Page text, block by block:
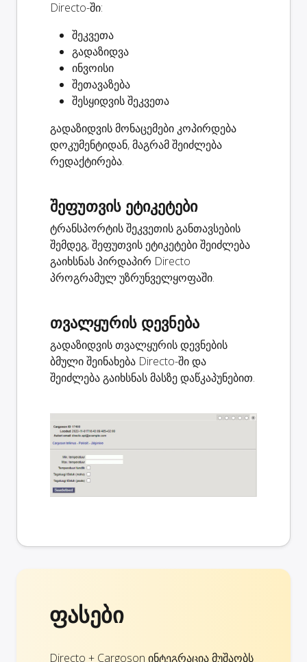
Directo-ში:
შეკვეთა
გადაზიდვა
ინვოისი
შეთავაზება
შესყიდვის შეკვეთა
გადაზიდვის მონაცემები კოპირდება
დოკუმენტიდან, მაგრამ შეიძლება
რედაქტირება.
შეფუთვის ეტიკეტები
ტრანსპორტის შეკვეთის განთავსების
შემდეგ, შეფუთვის ეტიკეტები შეიძლება
გაიხსნას პირდაპირ Directo
პროგრამულ უზრუნველყოფაში.
თვალყურის დევნება
გადაზიდვის თვალყურის დევნების
ბმული შეინახება Directo-ში და
შეიძლება გაიხსნას მასზე დაწკაპუნებით.
ფასები
Directo + Cargoson ინტეგრაცია მუშაობს